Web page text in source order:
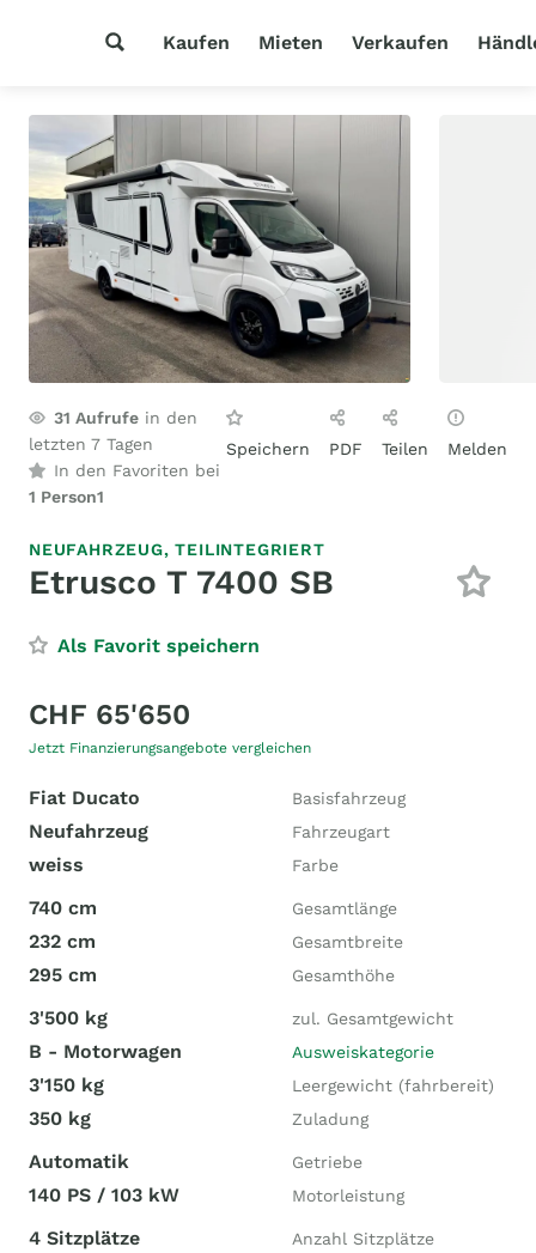
Kaufen Mieten Verkaufen
31 Aufrufe in den
letzten 7 Tagen
In den Favoriten bei
1 Person1
Speichern PDF Teilen Melden
NEUFAHRZEUG,TEILINTEGRIERT
Etrusco T 7400 SB
Als Favorit speichern
CHF 65'650
Jetzt Finanzierungsangebote vergleichen
Fiat Ducato Basisfahrzeug
Neufahrzeug Fahrzeugart
weiss Farbe
740 cm Gesamtlänge
232 cm Gesamtbreite
295 cm Gesamthöhe
3'500 kg zul. Gesamtgewicht
B - Motorwagen Ausweiskategorie
3'150 kg Leergewicht (fahrbereit)
350 kg Zuladung
Automatik Getriebe
140 PS / 103 kW Motorleistung
4 Sitzplätze Anzahl Sitzplätze